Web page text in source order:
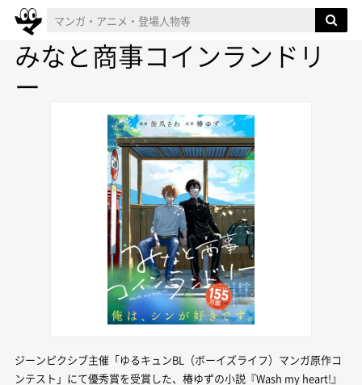
みなと商事コインランドリ
ー
ジーンピクシブ主催「ゆるキュンBL（ボーイズライフ）マンガ原作コ
ンテスト」にて優秀賞を受賞した、椿ゆずの小説『Wash my heart!』